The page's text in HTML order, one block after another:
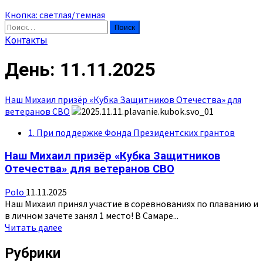
Кнопка: светлая/темная
Найти:
Контакты
День: 11.11.2025
Наш Михаил призёр «Кубка Защитников Отечества» для
ветеранов СВО
1. При поддержке Фонда Президентских грантов
Наш Михаил призёр «Кубка Защитников
Отечества» для ветеранов СВО
Polo 11.11.2025
Наш Михаил принял участие в соревнованиях по плаванию и
в личном зачете занял 1 место! В Самаре...
Читать далее
Рубрики